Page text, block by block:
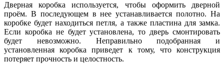
Дверная коробка используется, чтобы оформить дверной
проём. В последующем в нее устанавливается полотно. На
коробке будет находиться петля, а также пластина для замка.
Если коробка не будет установлена, то дверь смонтировать
будет невозможно. Неправильно подобранная и
установленная коробка приведет к тому, что конструкция
потеряет прочность и целостность.